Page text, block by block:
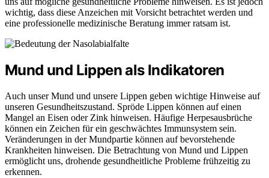
wichtig, dass diese Anzeichen mit Vorsicht betrachtet werden und
eine professionelle medizinische Beratung immer ratsam ist.
Mund und Lippen als Indikatoren
Auch unser Mund und unsere Lippen geben wichtige Hinweise auf
unseren Gesundheitszustand. Spröde Lippen können auf einen
Mangel an Eisen oder Zink hinweisen. Häufige Herpesausbrüche
können ein Zeichen für ein geschwächtes Immunsystem sein.
Veränderungen in der Mundpartie können auf bevorstehende
Krankheiten hinweisen. Die Betrachtung von Mund und Lippen
ermöglicht uns, drohende gesundheitliche Probleme frühzeitig zu
erkennen.